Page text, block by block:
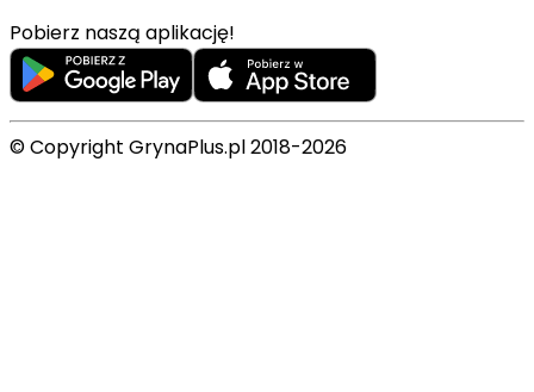
Pobierz naszą aplikację!
© Copyright GrynaPlus.pl 2018-2026